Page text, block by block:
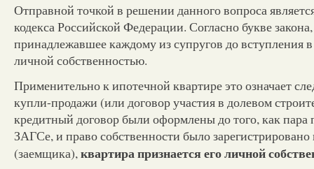
Отправной точкой в решении данного вопроса
кодекса Российской Федерации. Согласно букве
принадлежавшее каждому из супругов до вступления в
личной собственностью.
Применительно к ипотечной квартире это означает
купли-продажи (или договор участия в долевом
кредитный договор были оформлены до того, как пара
ЗАГСе, и право собственности было зарегистрировано
(заемщика), квартира признается его личной